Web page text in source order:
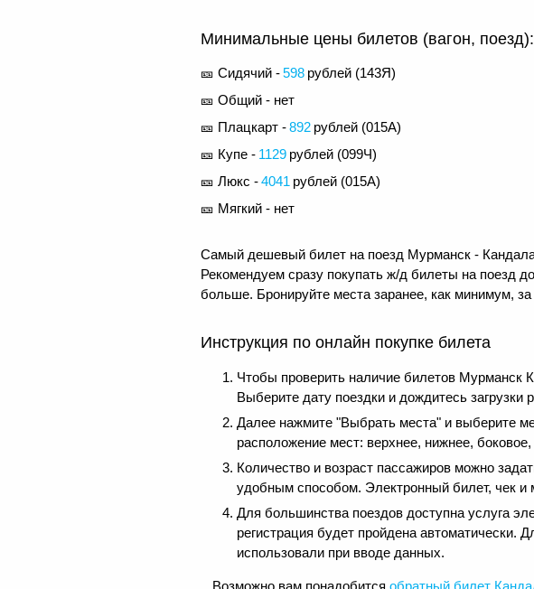
Минимальные цены билетов (вагон, поезд):
🎫 Сидячий -598 рублей (143Я)
🎫 Общий - нет
🎫 Плацкарт -892 рублей (015А)
🎫 Купе - 1129 рублей (099Ч)
🎫 Люкс -4041 рублей (015А)
🎫 Мягкий - нет
Самый дешевый билет на поезд Мурманск -
Рекомендуем сразу покупать ж/д билеты на поезд
больше. Бронируйте места заранее, как минимум,
Инструкция по онлайн покупке билета
Чтобы проверить наличие билетов Мурманск
Выберите дату поездки и дождитесь
Далее нажмите "Выбрать места" и выберите
расположение мест: верхнее, нижнее,
Количество и возраст пассажиров можно
удобным способом. Электронный билет, чек и
Для большинства поездов доступна услуга
регистрация будет пройдена автоматически.
использовали при вводе данных.